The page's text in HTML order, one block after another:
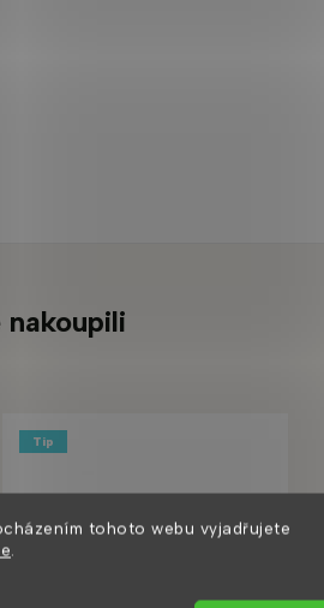
tohoto webu vyjadřujete
.
nakoupili
Tip